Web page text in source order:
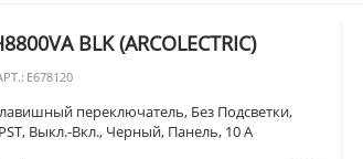
BLK (ARCOLECTRIC)
E678120
переключатель, Без Подсветки,
Выкл.-Вкл., Черный, Панель, 10 А